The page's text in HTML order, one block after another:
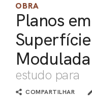
OBRA
Planos em
Superfície
Modulada
estudo para
COMPARTILHAR